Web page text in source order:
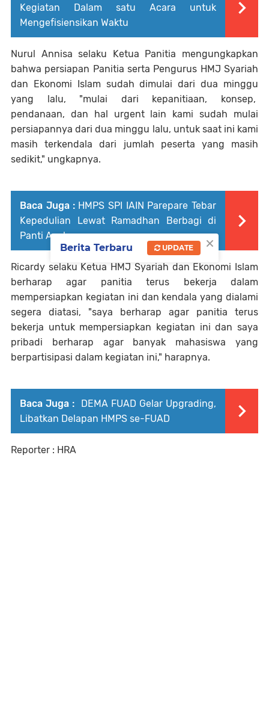
Kegiatan Dalam satu Acara untuk
Mengefisiensikan Waktu
Nurul Annisa selaku Ketua Panitia mengungkapkan
bahwa persiapan Panitia serta Pengurus HMJ Syariah
dan Ekonomi Islam sudah dimulai dari dua minggu
yang lalu, "mulai dari kepanitiaan, konsep,
pendanaan, dan hal urgent lain kami sudah mulai
persiapannya dari dua minggu lalu, untuk saat ini kami
masih terkendala dari jumlah peserta yang masih
sedikit," ungkapnya.
Baca Juga : HMPS SPI IAIN Parepare Tebar
Kepedulian Lewat Ramadhan Berbagi di
Panti Asuhan
Ricardy selaku Ketua HMJ Syariah dan Ekonomi Islam
berharap agar panitia terus bekerja dalam
mempersiapkan kegiatan ini dan kendala yang dialami
segera diatasi, "saya berharap agar panitia terus
bekerja untuk mempersiapkan kegiatan ini dan saya
pribadi berharap agar banyak mahasiswa yang
berpartisipasi dalam kegiatan ini," harapnya.
Baca Juga :
DEMA FUAD Gelar Upgrading,
Libatkan Delapan HMPS se-FUAD
Reporter : HRA
×
Berita Terbaru UPDATE